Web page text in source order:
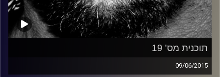
תוכנית מס' 19
09/06/2015